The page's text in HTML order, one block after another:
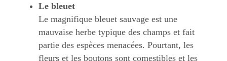
Le bleuet
Le magnifique bleuet sauvage est une
mauvaise herbe typique des champs et fait
partie des espèces menacées. Pourtant, les
fleurs et les boutons sont comestibles et les